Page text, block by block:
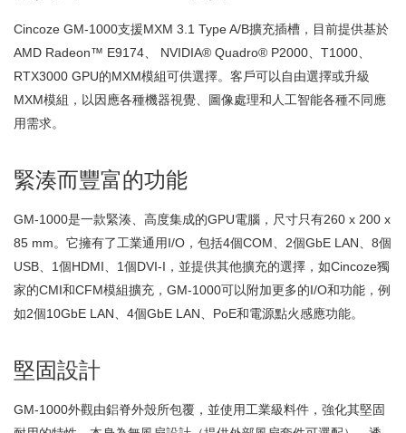
Cincoze GM-1000支援MXM 3.1 Type A/B擴充插槽，目前提供基於
AMD Radeon™ E9174、 NVIDIA® Quadro® P2000、T1000、
RTX3000 GPU的MXM模組可供選擇。客戶可以自由選擇或升級
MXM模組，以因應各種機器視覺、圖像處理和人工智能各種不同應
用需求。
緊湊而豐富的功能
GM-1000是一款緊湊、高度集成的GPU電腦，尺寸只有260 x 200 x
85 mm。它擁有了工業通用I/O，包括4個COM、2個GbE LAN、8個
USB、1個HDMI、1個DVI-I，並提供其他擴充的選擇，如Cincoze獨
家的CMI和CFM模組擴充，GM-1000可以附加更多的I/O和功能，例
如2個10GbE LAN、4個GbE LAN、PoE和電源點火感應功能。
堅固設計
GM-1000外觀由鋁脊外殼所包覆，並使用工業級料件，強化其堅固